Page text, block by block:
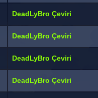
DeadLyBro Çeviri
DeadLyBro Çeviri
DeadLyBro Çeviri
DeadLyBro Çeviri